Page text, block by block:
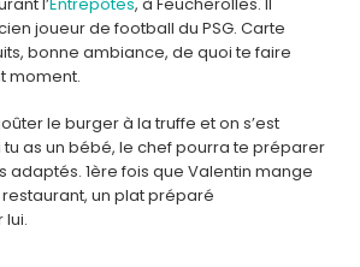
joueur de football du PSG. Carte
bonne ambiance, de quoi te faire
moment.
le burger à la truffe et on s’est
tu as un bébé, le chef pourra te préparer
adaptés. 1ère fois que Valentin mange
un plat préparé